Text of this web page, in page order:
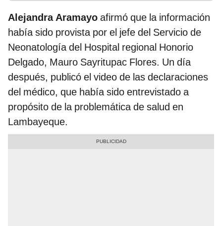
Alejandra Aramayo afirmó que la información
había sido provista por el jefe del Servicio de
Neonatología del Hospital regional Honorio
Delgado, Mauro Sayritupac Flores. Un día
después, publicó el video de las declaraciones
del médico, que había sido entrevistado a
propósito de la problemática de salud en
Lambayeque.